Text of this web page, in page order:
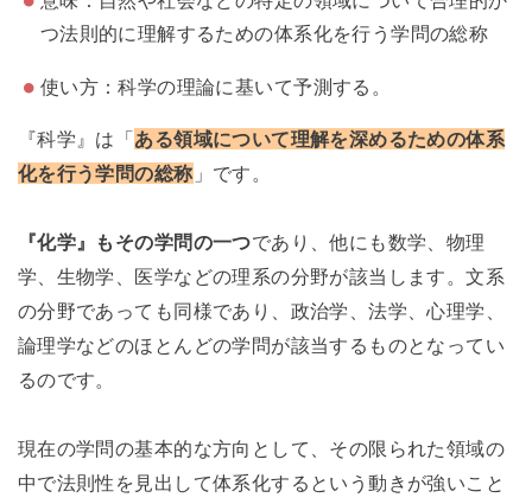
つ法則的に理解するための体系化を行う学問の総称
使い方：科学の理論に基いて予測する。
『科学』は「ある領域について理解を深めるための体系
化を行う学問の総称 」です。
『化学』もその学問の一つであり、他にも数学、物理
学、生物学、医学などの理系の分野が該当します。文系
の分野であっても同様であり、政治学、法学、心理学、
論理学などのほとんどの学問が該当するものとなってい
るのです。
現在の学問の基本的な方向として、その限られた領域の
中で法則性を見出して体系化するという動きが強いこと